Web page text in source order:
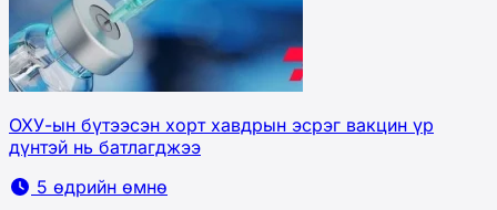
ОХУ-ын бүтээсэн хорт хавдрын эсрэг вакцин үр
дүнтэй нь батлагджээ
5 өдрийн өмнө